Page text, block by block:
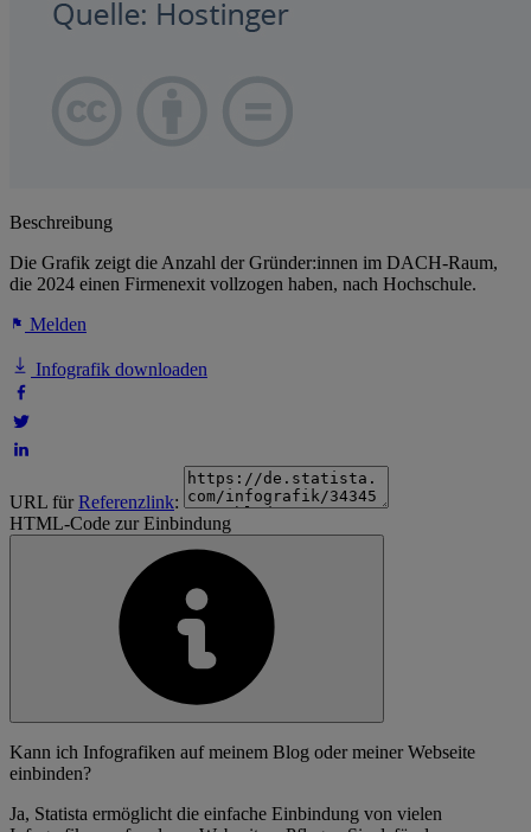
Beschreibung
Die Grafik zeigt die Anzahl der Gründer:innen im DACH-Raum,
die 2024 einen Firmenexit vollzogen haben, nach Hochschule.
Melden
Infografik downloaden
URL fürReferenzlink:
HTML-Code zur Einbindung
Kann ich Infografiken auf meinem Blog oder meiner Webseite
einbinden?
Ja, Statista ermöglicht die einfache Einbindung von vielen